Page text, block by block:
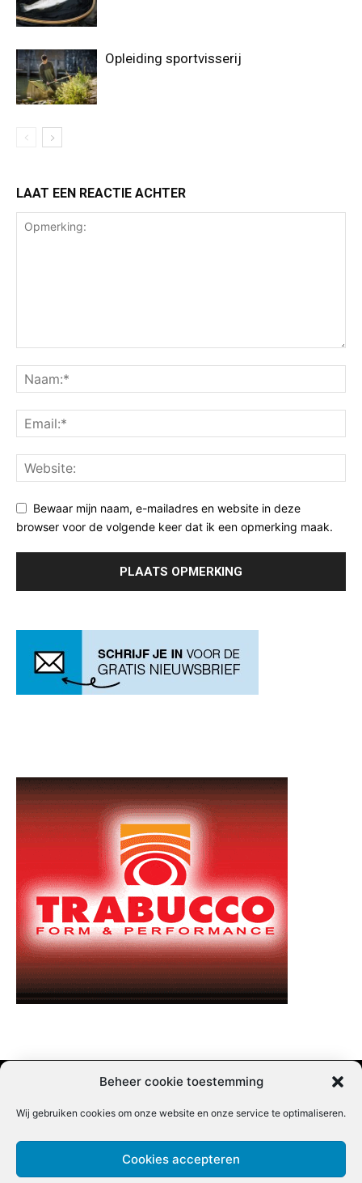
Beheer cookie toestemming
Wij gebruiken cookies om onze website en onze service te optimaliseren.
Cookies accepteren
Opleiding sportvisserij
LAAT EEN REACTIE ACHTER
Bewaar mijn naam, e-mailadres en website in deze
browser voor de volgende keer dat ik een opmerking maak.
Nieuwsbrief inschrijven | Partner content